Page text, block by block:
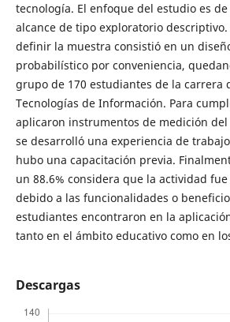
tecnología. El enfoque del estudio es
alcance de tipo exploratorio
definir la muestra consistió en un
probabilístico por conveniencia,
grupo de 170 estudiantes de la carrera
Tecnologías de Información. Para
aplicaron instrumentos de medición
se desarrolló una experiencia de
hubo una capacitación previa.
un 88.6% considera que la actividad
debido a las funcionalidades o
estudiantes encontraron en la
tanto en el ámbito educativo como en
Descargas